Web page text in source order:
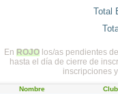
Total
EnROJO los/as pendientes
hasta el día de cierre de
inscripciones
Nombre Club